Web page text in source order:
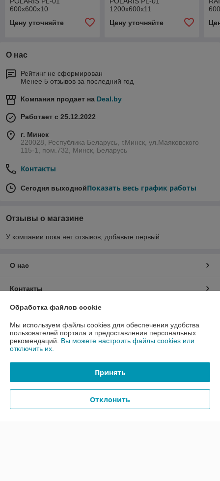
600х600х10
Цену уточняйте
1200х600х11
Цену уточняйте
О нас
Рейтинг не сформирован
Менее 5 отзывов за последний год
Компания продает на Deal.by
Работает с 25.12.2022
г. Минск
220028, Республика Беларусь, г.Минск, ул.Маяковского
115-1, пом.732, Минск, Беларусь
Контакты
Сегодня выходнойПоказать весь график работы
Отзывы о магазине
У компании пока нет отзывов, добавьте первый
О нас
Контакты
Доставка и оплата
График работы
Политика обработки cookies
Сайт создан на платформе Deal.by
Обработка файлов cookie
Мы используем файлы cookies для обеспечения удобства
пользователей портала и предоставления персональных
рекомендаций. Вы можете настроить файлы cookies или
отключить их.
Принять
Отклонить